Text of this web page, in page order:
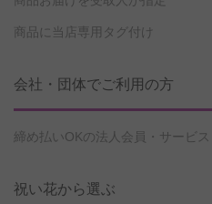
商品に当店専用タグ付け
会社・団体でご利用の方
締め払いOKの法人会員・サービス
祝い花から選ぶ